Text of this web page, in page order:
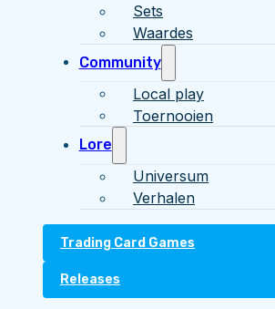
Sets
Waardes
Community
Local play
Toernooien
Lore
Universum
Verhalen
Trading Card Games
Releases